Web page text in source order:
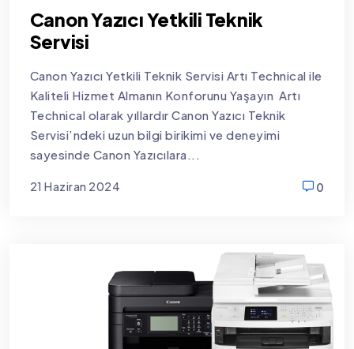
Canon Yazıcı Yetkili Teknik
Servisi
Canon Yazıcı Yetkili Teknik Servisi Artı Technical ile
Kaliteli Hizmet Almanın Konforunu Yaşayın Artı
Technical olarak yıllardır Canon Yazıcı Teknik
Servisi’ndeki uzun bilgi birikimi ve deneyimi
sayesinde Canon Yazıcılara...
21 Haziran 2024
0